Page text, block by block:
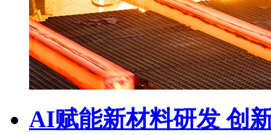
AI赋能新材料研发 创